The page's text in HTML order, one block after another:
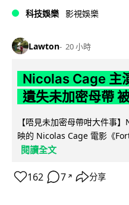
科技娛樂 影視娛樂
Lawton 20 小時
Nicolas Cage 主
遺失未加密母帶
【唔見未加密母帶咁大件事
映的 Nicolas Cage 電影《
閱讀全文
162 7 ↗ 分享